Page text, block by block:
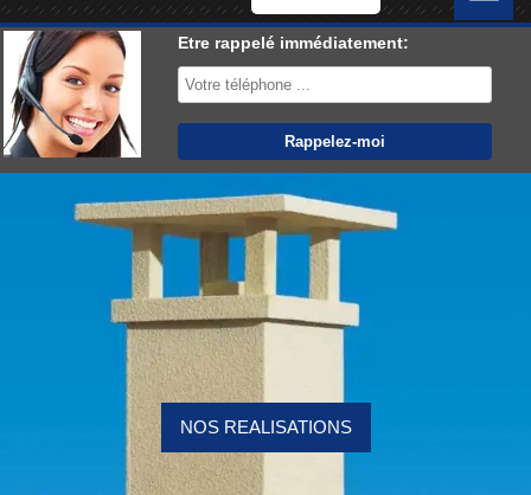
Etre rappelé immédiatement:
NOS REALISATIONS